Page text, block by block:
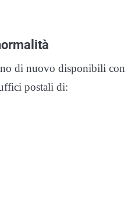
di nuovo disponibili con
postali di: